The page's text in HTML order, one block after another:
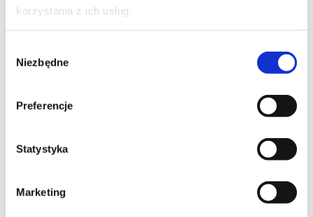
korzystania z ich usług.
zgody
Niezbędne
Preferencje
Statystyka
Marketing